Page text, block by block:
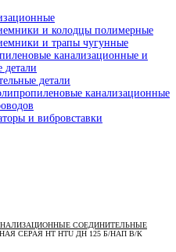
и колодцы полимерные
и трапы чугунные
канализационные и
детали
детали
канализационные
и вибровставки
СОЕДИНИТЕЛЬНЫЕ
СЕРАЯ HT HTU ДН 125 Б/НАП В/К